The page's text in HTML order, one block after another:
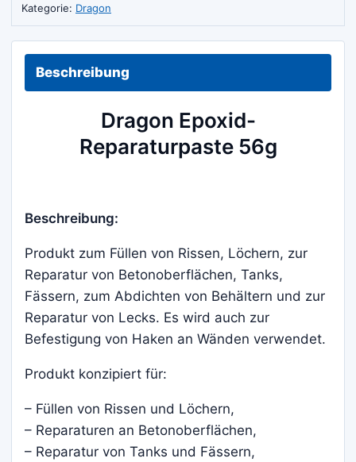
Kategorie: Dragon
Beschreibung
Dragon Epoxid-
Reparaturpaste 56g
Beschreibung:
Produkt zum Füllen von Rissen, Löchern, zur
Reparatur von Betonoberflächen, Tanks,
Fässern, zum Abdichten von Behältern und zur
Reparatur von Lecks. Es wird auch zur
Befestigung von Haken an Wänden verwendet.
Produkt konzipiert für:
– Füllen von Rissen und Löchern,
– Reparaturen an Betonoberflächen,
– Reparatur von Tanks und Fässern,